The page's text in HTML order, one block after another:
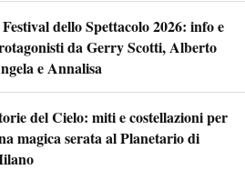
dello Spettacolo 2026: info e
da Gerry Scotti, Alberto
e Annalisa
del Cielo: miti e costellazioni per
magica serata al Planetario di